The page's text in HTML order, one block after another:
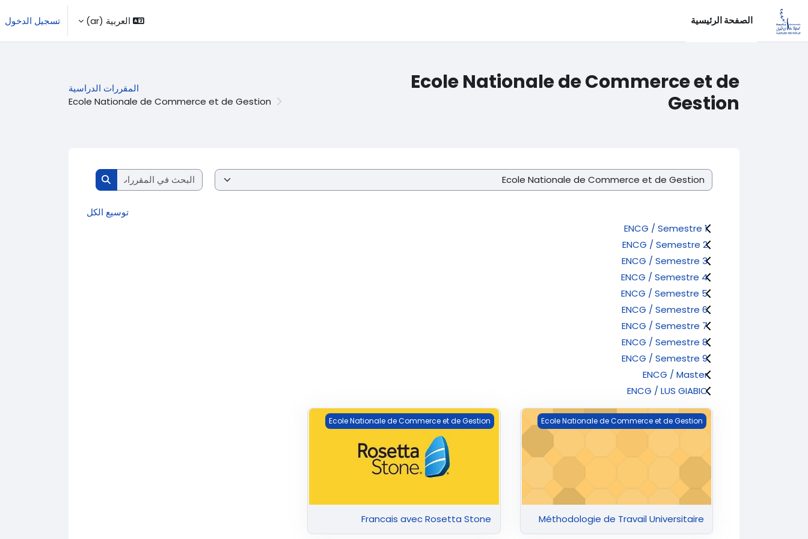
تخطى إلى المحتوى الرئيسي
الصفحة الرئيسية
العربية ‎(ar)‎ تسجيل الدخول
Ecole Nationale de Commerce et de
Gestion
المقررات الدراسية
Ecole Nationale de Commerce et de Gestion
تصنيفات المقررات
البحث في المقررات الدراسية
البحث في المقررات
توسيع الكل
ENCG / Semestre 1
ENCG / Semestre 2
ENCG / Semestre 3
ENCG / Semestre 4
ENCG / Semestre 5
ENCG / Semestre 6
ENCG / Semestre 7
ENCG / Semestre 8
ENCG / Semestre 9
ENCG / Master
ENCG / LUS GIABIC
Méthodologie de Travail Universitaire
Ecole Nationale de Commerce et de Gestion
Méthodologie de Travail Universitaire
Francais avec Rosetta Stone
Ecole Nationale de Commerce et de Gestion
Francais avec Rosetta Stone